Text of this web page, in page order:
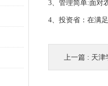
3、管理简单:面对
4、投资省：在满
上一篇 : 天津